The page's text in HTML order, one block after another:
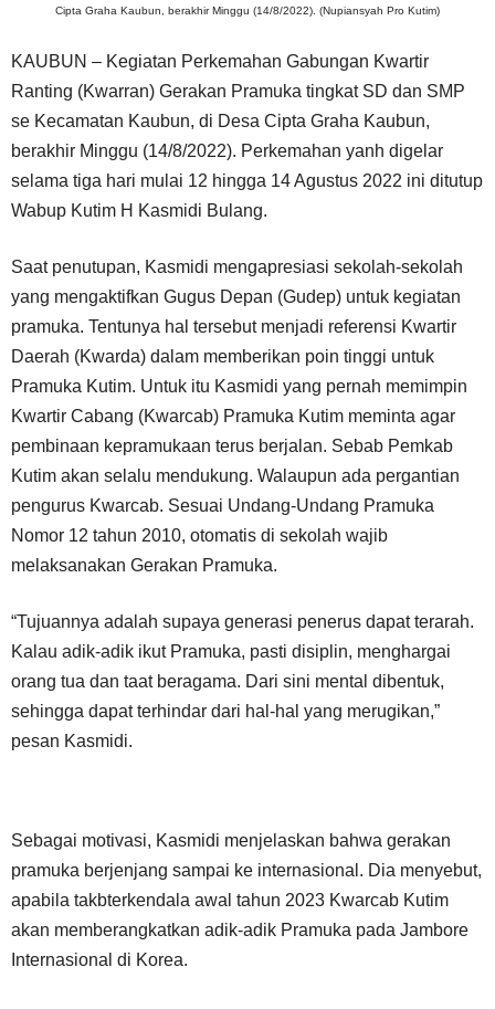
Cipta Graha Kaubun, berakhir Minggu (14/8/2022). (Nupiansyah Pro Kutim)
KAUBUN – Kegiatan Perkemahan Gabungan Kwartir
Ranting (Kwarran) Gerakan Pramuka tingkat SD dan SMP
se Kecamatan Kaubun, di Desa Cipta Graha Kaubun,
berakhir Minggu (14/8/2022). Perkemahan yanh digelar
selama tiga hari mulai 12 hingga 14 Agustus 2022 ini ditutup
Wabup Kutim H Kasmidi Bulang.
Saat penutupan, Kasmidi mengapresiasi sekolah-sekolah
yang mengaktifkan Gugus Depan (Gudep) untuk kegiatan
pramuka. Tentunya hal tersebut menjadi referensi Kwartir
Daerah (Kwarda) dalam memberikan poin tinggi untuk
Pramuka Kutim. Untuk itu Kasmidi yang pernah memimpin
Kwartir Cabang (Kwarcab) Pramuka Kutim meminta agar
pembinaan kepramukaan terus berjalan. Sebab Pemkab
Kutim akan selalu mendukung. Walaupun ada pergantian
pengurus Kwarcab. Sesuai Undang-Undang Pramuka
Nomor 12 tahun 2010, otomatis di sekolah wajib
melaksanakan Gerakan Pramuka.
“Tujuannya adalah supaya generasi penerus dapat terarah.
Kalau adik-adik ikut Pramuka, pasti disiplin, menghargai
orang tua dan taat beragama. Dari sini mental dibentuk,
sehingga dapat terhindar dari hal-hal yang merugikan,”
pesan Kasmidi.
Sebagai motivasi, Kasmidi menjelaskan bahwa gerakan
pramuka berjenjang sampai ke internasional. Dia menyebut,
apabila takbterkendala awal tahun 2023 Kwarcab Kutim
akan memberangkatkan adik-adik Pramuka pada Jambore
Internasional di Korea.